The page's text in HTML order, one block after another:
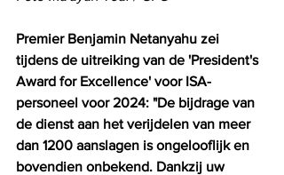
Premier Benjamin Netanyahu zei
tijdens de uitreiking van de 'President's
Award for Excellence' voor ISA-
personeel voor 2024: "De bijdrage van
de dienst aan het verijdelen van meer
dan 1200 aanslagen is ongelooflijk en
bovendien onbekend. Dankzij uw